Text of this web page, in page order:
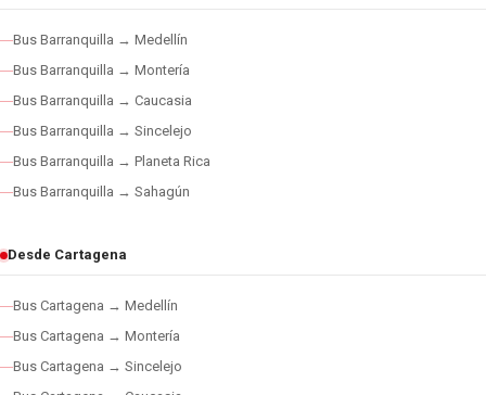
Bus Barranquilla → Medellín
Bus Barranquilla → Montería
Bus Barranquilla → Caucasia
Bus Barranquilla → Sincelejo
Bus Barranquilla → Planeta Rica
Bus Barranquilla → Sahagún
Desde Cartagena
Bus Cartagena → Medellín
Bus Cartagena → Montería
Bus Cartagena → Sincelejo